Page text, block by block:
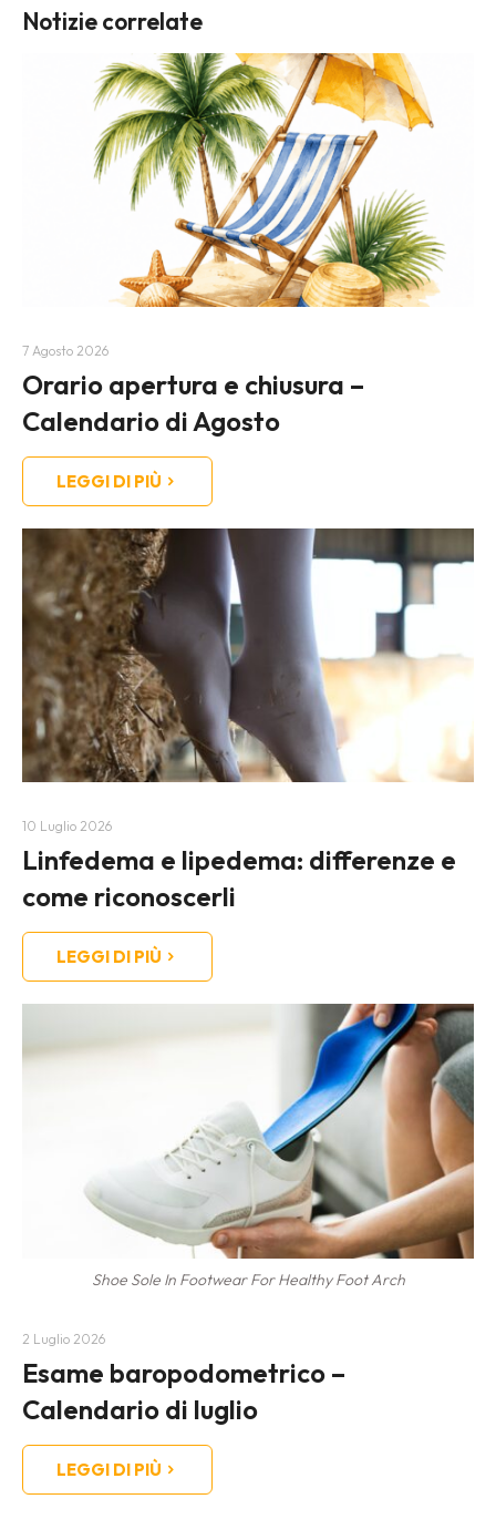
Notizie correlate
7 Agosto 2026
Orario apertura e chiusura –
Calendario di Agosto
LEGGI DI PIÙ
10 Luglio 2026
Linfedema e lipedema: differenze e
come riconoscerli
LEGGI DI PIÙ
Shoe Sole In Footwear For Healthy Foot Arch
2 Luglio 2026
Esame baropodometrico –
Calendario di luglio
LEGGI DI PIÙ